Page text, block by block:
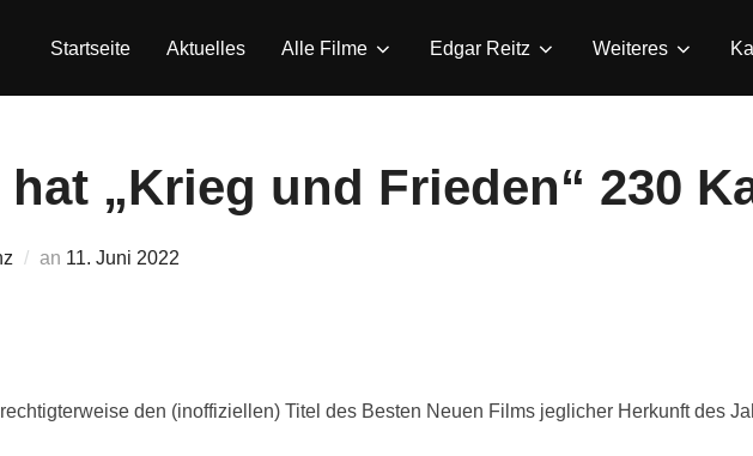
Startseite Aktuelles Alle Filme Edgar Reitz Weiteres
„Krieg und Frieden“ 230
an Veröffentlicht
11. Juni 2022
den (inoffiziellen) Titel des Besten Neuen Films jeglicher Herkunft des